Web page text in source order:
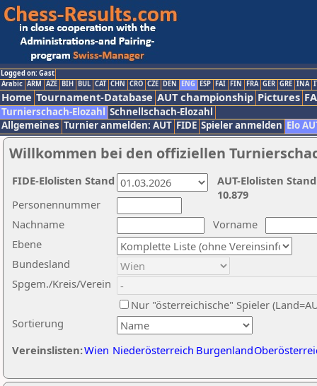
Logged on: Gast
Arabic ARM AZE BIH BUL CAT CHN CRO CZE DEN ENG ESP FAI FIN FRA GER GRE INA
Home Tournament-Database AUT championship Pictures
Turnierschach-Elozahl Schnellschach-Elozahl
Allgemeines Turnier anmelden: AUT FIDE Spieler anmelden Elo
Willkommen bei den offiziellen
Nachname
Vorname
Ebene
Sortierung
Personennummer
Bundesland
Spgem./Kreis/Verein
Nur "österreichische" Spieler
Vereinslisten:Wien Niederösterreich Burgenland
AUT-Elolisten
10.879
FIDE-Elolisten Stand